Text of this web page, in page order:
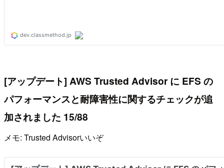
[アップデート] AWS Trusted Advisor に EFS の
パフォーマンスと耐障害性に関するチェックが追
加されました 15/88
メモ: Trusted Advisorいいぞ